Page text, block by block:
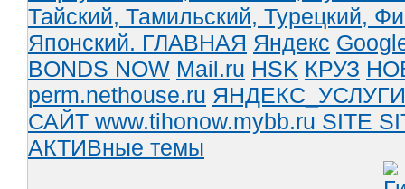
Тайский, Тамильский, Турецкий,
Японский. ГЛАВНАЯ Яндекс
BONDS NOW Mail.ru HSK КРУЗ
perm.nethouse.ru ЯНДЕКС_УСЛУГИ
САЙТ www.tihonow.mybb.ru SITE
АКТИВные темы